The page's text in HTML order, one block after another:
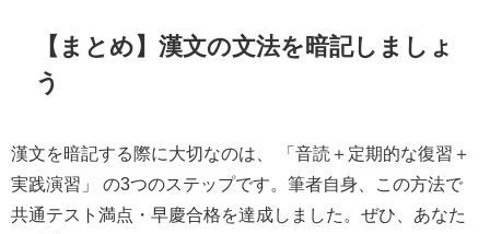
【まとめ】漢文の文法を暗記しましょ
う
漢文を暗記する際に大切なのは、 「音読＋定期的な復習＋
実践演習」 の3つのステップです。筆者自身、この方法で
共通テスト満点・早慶合格を達成しました。ぜひ、あなた